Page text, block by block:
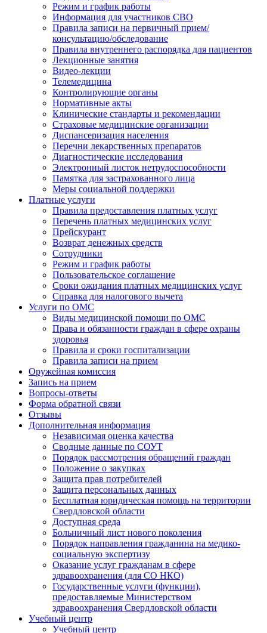
Режим и график работы
Информация для участников СВО
Правила записи на первичный прием/
консультацию/обследование
Правила внутреннего распорядка для пациентов
Лекционные занятия
Видео-лекции
Телемедицина
Контролирующие органы
Нормативные акты
Клинические стандарты и рекомендации
Страховые медицинские организации
Диспансеризация населения
Перечни лекарственных препаратов
Диагностические исследования
Электронный листок нетрудоспособности
Памятка для застрахованного лица
Меры социальной поддержки
Платные услуги
Правила предоставления платных услуг
Перечень платных медицинских услуг
Прейскурант
Возврат денежных средств
Сотрудники
Режим и график работы
Пользовательское соглашение
Сроки ожидания платных медицинских услуг
Справка для налогового вычета
Услуги по ОМС
Виды медицинской помощи по ОМС
Права и обязанности граждан в сфере охраны
здоровья
Правила и сроки госпитализации
Правила записи на прием
Оружейная комиссия
Запись на прием
Вопросы-ответы
Форма обратной связи
Отзывы
Дополнительная информация
Независимая оценка качества
Сводные данные по СОУТ
Порядок рассмотрения обращений граждан
Положение о закупках
Защита прав потребителей
Защита персональных данных
Бесплатная юридическая помощь на территории
Свердловской области
Доступная среда
Больничный лист нового поколения
Порядок направления гражданина на медико-
социальную экспертизу
Оказание услуг гражданам в сфере
здравоохранения (для СО НКО)
Государственные услуги (функции),
предоставляемые Министерством
здравоохранения Свердловской области
Учебный центр
Учебный центр